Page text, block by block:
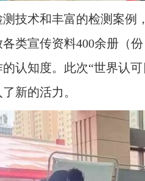
技术和丰富的检测案
类宣传资料400余册（
认知度。此次“世界认
新的活力。